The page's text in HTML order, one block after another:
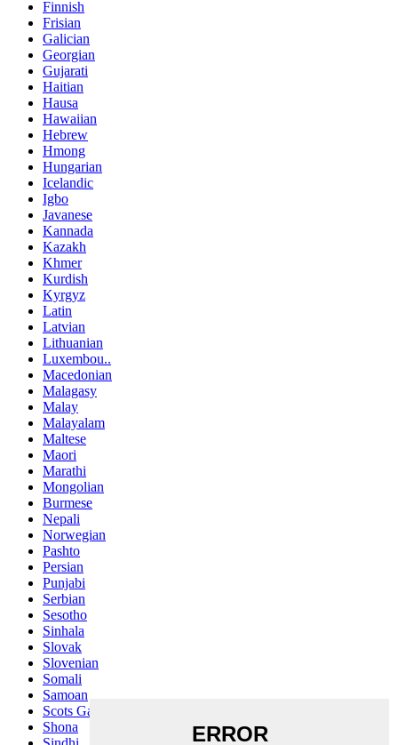
Finnish
Frisian
Galician
Georgian
Gujarati
Haitian
Hausa
Hawaiian
Hebrew
Hmong
Hungarian
Icelandic
Igbo
Javanese
Kannada
Kazakh
Khmer
Kurdish
Kyrgyz
Latin
Latvian
Lithuanian
Luxembou..
Macedonian
Malagasy
Malay
Malayalam
Maltese
Maori
Marathi
Mongolian
Burmese
Nepali
Norwegian
Pashto
Persian
Punjabi
Serbian
Sesotho
Sinhala
Slovak
Slovenian
Somali
Samoan
Scots Gaelic
Shona